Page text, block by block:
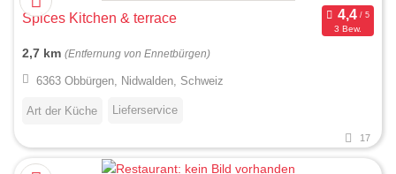
Spices Kitchen & terrace
3 Bew.
2,7 km (Entfernung von Ennetbürgen)
6363 Obbürgen, Nidwalden, Schweiz
Art der Küche Lieferservice
17